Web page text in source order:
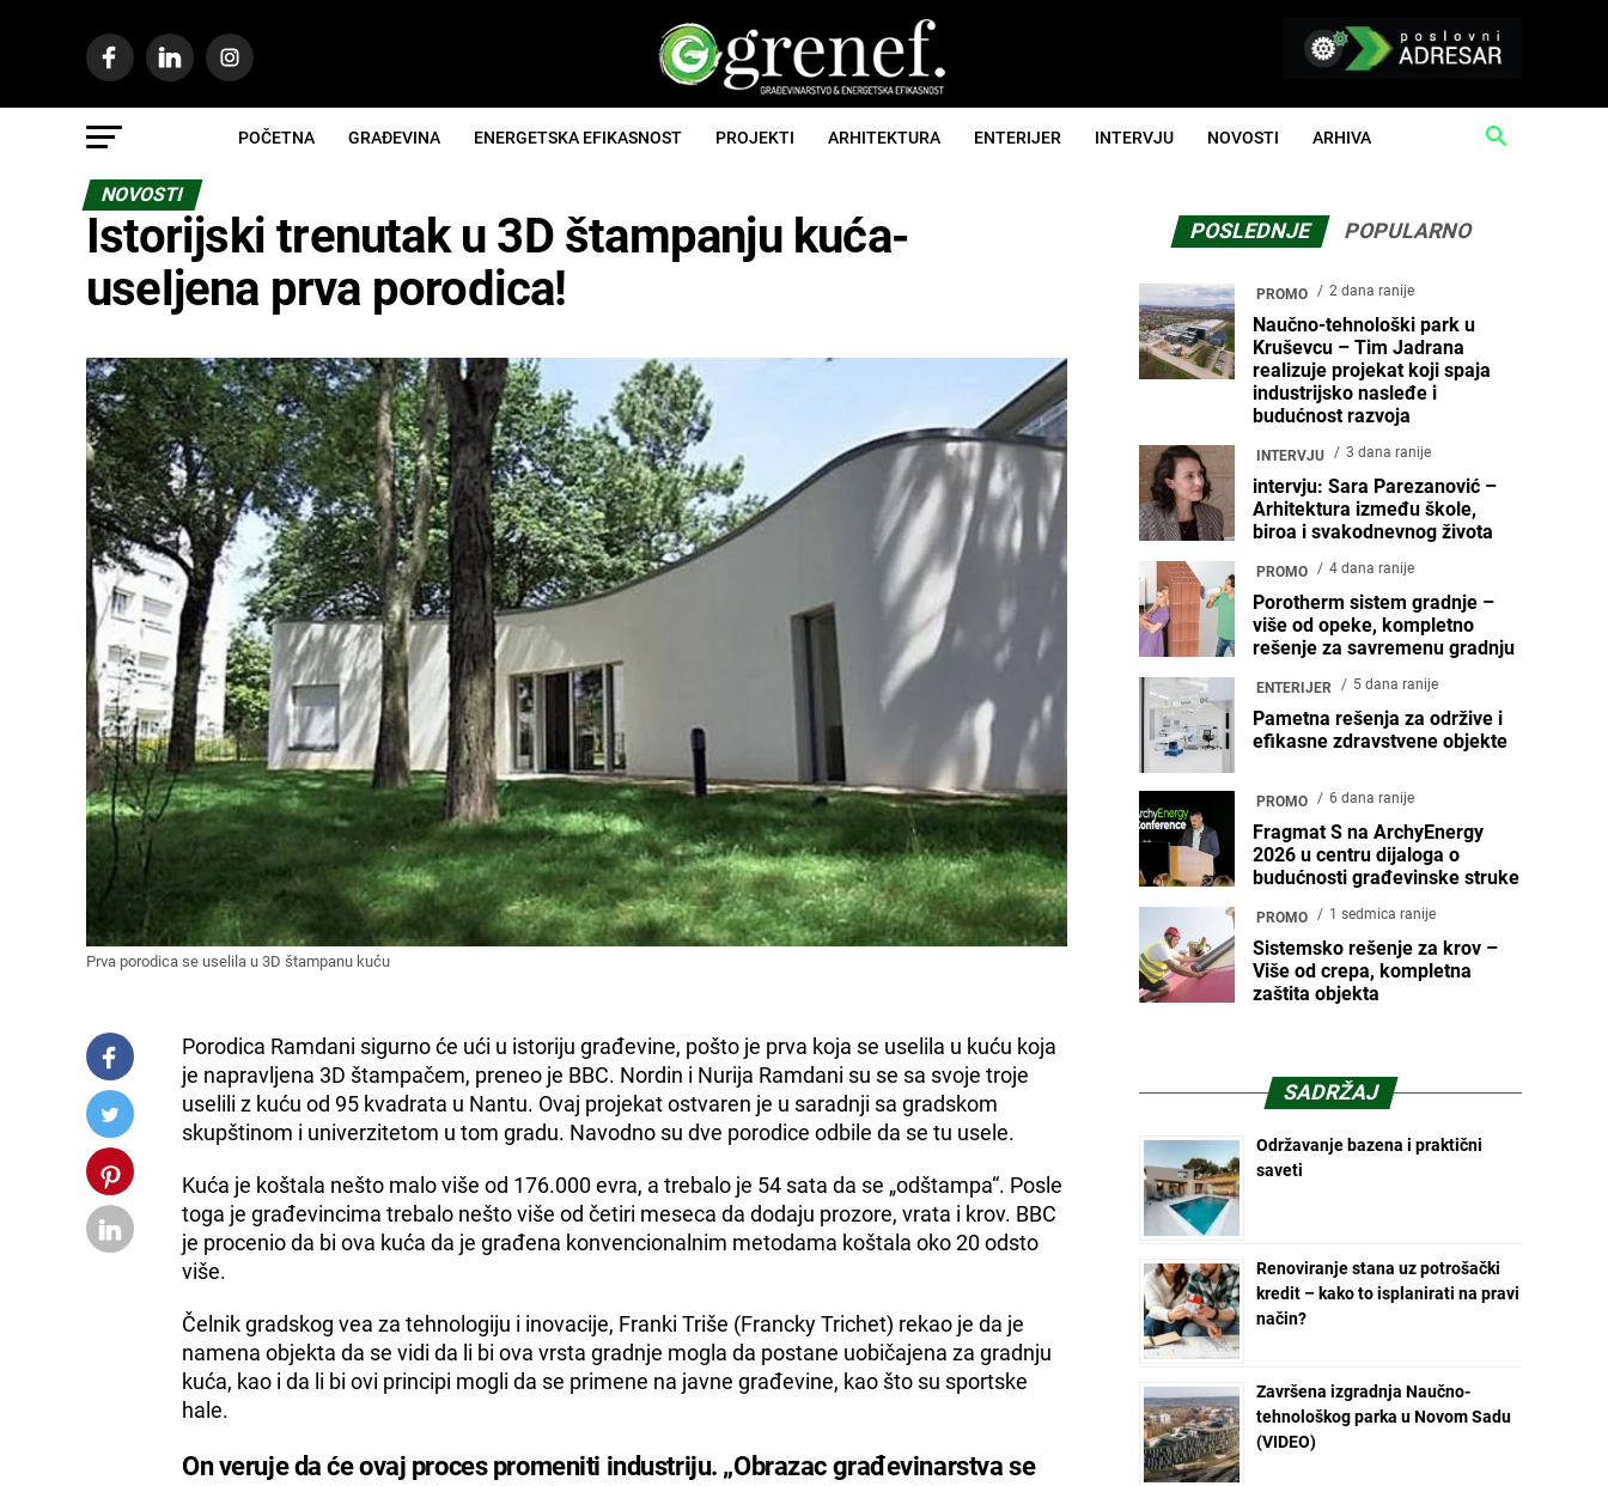
POČETNA GRAĐEVINA ENERGETSKA EFIKASNOST PROJEKTI ARHITEKTURA ENTERIJER INTERVJU NOVOSTI ARHIVA
NOVOSTI
Istorijski trenutak u 3D štampanju kuća-
useljena prva porodica!
Prva porodica se uselila u 3D štampanu kuću
Porodica Ramdani sigurno će ući u istoriju građevine, pošto je prva koja se uselila u kuću koja
je napravljena 3D štampačem, preneo je BBC. Nordin i Nurija Ramdani su se sa svoje troje
uselili z kuću od 95 kvadrata u Nantu. Ovaj projekat ostvaren je u saradnji sa gradskom
skupštinom i univerzitetom u tom gradu. Navodno su dve porodice odbile da se tu usele.
Kuća je koštala nešto malo više od 176.000 evra, a trebalo je 54 sata da se „odštampa“. Posle
toga je građevincima trebalo nešto više od četiri meseca da dodaju prozore, vrata i krov. BBC
je procenio da bi ova kuća da je građena konvencionalnim metodama koštala oko 20 odsto
više.
Čelnik gradskog vea za tehnologiju i inovacije, Franki Triše (Francky Trichet) rekao je da je
namena objekta da se vidi da li bi ova vrsta gradnje mogla da postane uobičajena za gradnju
kuća, kao i da li bi ovi principi mogli da se primene na javne građevine, kao što su sportske
hale.
On veruje da će ovaj proces promeniti industriju. „Obrazac građevinarstva se
POSLEDNJE POPULARNO
PROMO 2 dana ranije
Naučno-tehnološki park u
Kruševcu – Tim Jadrana
realizuje projekat koji spaja
industrijsko nasleđe i
budućnost razvoja
INTERVJU 3 dana ranije
intervju: Sara Parezanović –
Arhitektura između škole,
biroa i svakodnevnog života
PROMO 4 dana ranije
Porotherm sistem gradnje –
više od opeke, kompletno
rešenje za savremenu gradnju
ENTERIJER 5 dana ranije
Pametna rešenja za održive i
efikasne zdravstvene objekte
PROMO 6 dana ranije
Fragmat S na ArchyEnergy
2026 u centru dijaloga o
budućnosti građevinske struke
PROMO 1 sedmica ranije
Sistemsko rešenje za krov –
Više od crepa, kompletna
zaštita objekta
SADRŽAJ
Održavanje bazena i praktični
saveti
Renoviranje stana uz potrošački
kredit – kako to isplanirati na pravi
način?
Završena izgradnja Naučno-
tehnološkog parka u Novom Sadu
(VIDEO)